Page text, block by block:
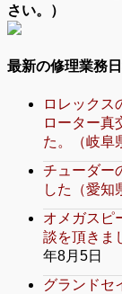
さい。）
最新の修理業務日
ロレックス
ローター真
た。（岐阜
チューダー
した（愛知
オメガスピ
談を頂きま
年8月5日
グランドセ